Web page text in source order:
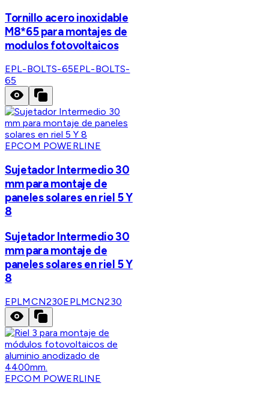
Tornillo acero inoxidable
M8*65 para montajes de
modulos fotovoltaicos
EPL-BOLTS-65EPL-BOLTS-
65
EPCOM POWERLINE
Sujetador Intermedio 30
mm para montaje de
paneles solares en riel 5 Y
8
Sujetador Intermedio 30
mm para montaje de
paneles solares en riel 5 Y
8
EPLMCN230EPLMCN230
EPCOM POWERLINE